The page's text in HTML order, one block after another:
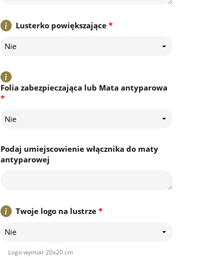
*
Lusterko powiększające
Nie
*
Folia zabezpieczająca lub Mata antyparowa
Nie
Podaj umiejscowienie włącznika do maty
antyparowej
*
Twoje logo na lustrze
Nie
Logo wymiar 20x20 cm